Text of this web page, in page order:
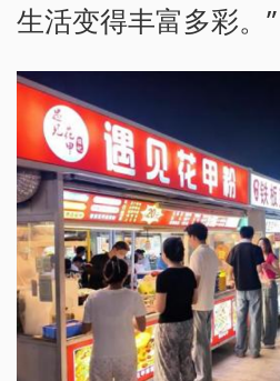
生活变得丰富多彩。”